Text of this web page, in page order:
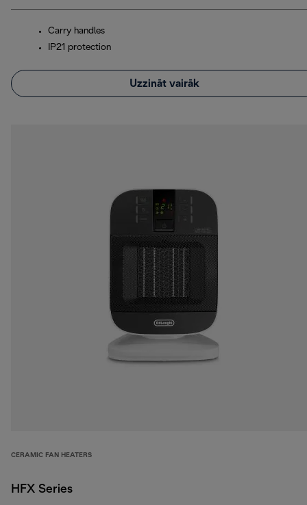
Carry handles
IP21 protection
Uzzināt vairāk
CERAMIC FAN HEATERS
HFX Series